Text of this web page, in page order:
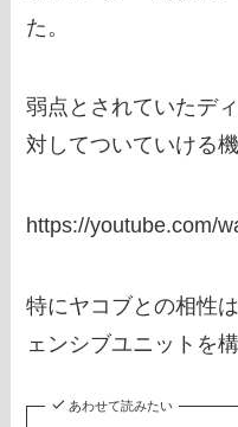
た。
弱点とされていたデ
対してついていける
https://youtube.com/
特にヤコブとの相性
ェンシブユニットを
あわせて読みたい